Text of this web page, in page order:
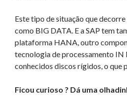
Este tipo de situação que
como BIG DATA. E a SAP tem
plataforma HANA, outro
tecnologia de processamento IN
conhecidos discos rígidos, o que
Ficou curioso ? Dá uma